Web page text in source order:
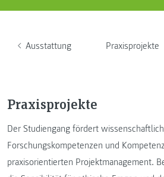
Ausstattung Praxisprojekte
Praxisprojekte
Der Studiengang fördert
Forschungskompetenzen und
praxisorientierten Projektmanagement.